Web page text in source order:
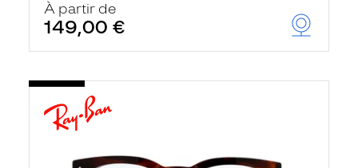
À partir de
149,00 €